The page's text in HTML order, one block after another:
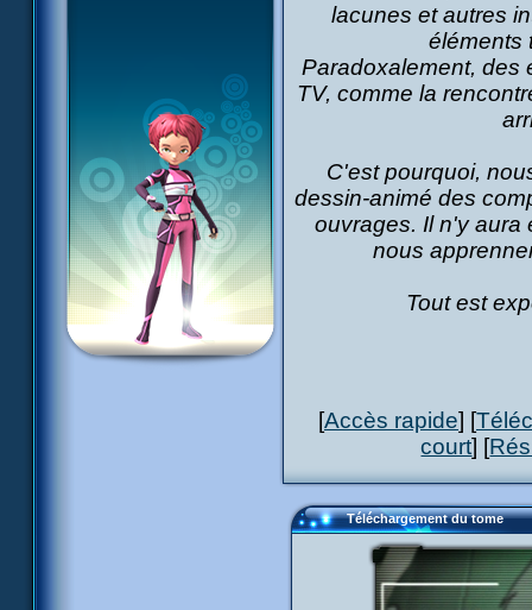
lacunes et autres
éléments
Paradoxalement, des
TV, comme la
C'est pourquoi,
dessin-animé des
ouvrages. Il n'y aura
nous
Tout est
[Accès rapide] [
court] [
Téléchargement du tome